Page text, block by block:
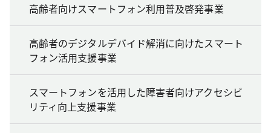
高齢者向けスマートフォン利用普及啓発事業
高齢者のデジタルデバイド解消に向けたスマート
フォン活用支援事業
スマートフォンを活用した障害者向けアクセシビ
リティ向上支援事業